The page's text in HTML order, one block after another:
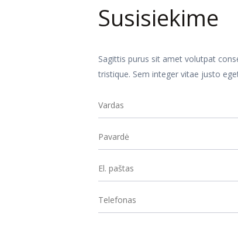
Susisiekime
Sagittis purus sit amet volutpat
tristique. Sem integer vitae justo